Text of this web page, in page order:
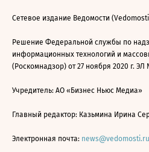
Сетевое издание Ведомости
Решение Федеральной службы по
информационных технологий и
(Роскомнадзор) от 27 ноября 2020 г. ЭЛ
Учредитель: АО «Бизнес Ньюс Медиа»
Главный редактор: Казьмина Ирина
Электронная почта: news@vedomosti.ru